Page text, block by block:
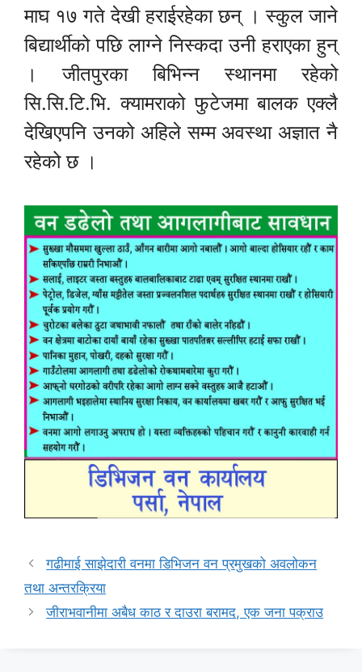
माघ १७ गते देखी हराईरहेका छन् । स्कुल जाने
बिद्यार्थीको पछि लाग्ने निस्कदा उनी हराएका हुन्
। जीतपुरका बिभिन्न स्थानमा रहेको
सि.सि.टि.भि. क्यामराको फुटेजमा बालक एक्लै
देखिएपनि उनको अहिले सम्म अवस्था अज्ञात नै
रहेको छ ।
गढीमाई साझेदारी वनमा डिभिजन वन प्रमुखको अवलोकन
तथा अन्तरक्रिया
जीराभवानीमा अबैध काठ र दाउरा बरामद, एक जना पक्राउ